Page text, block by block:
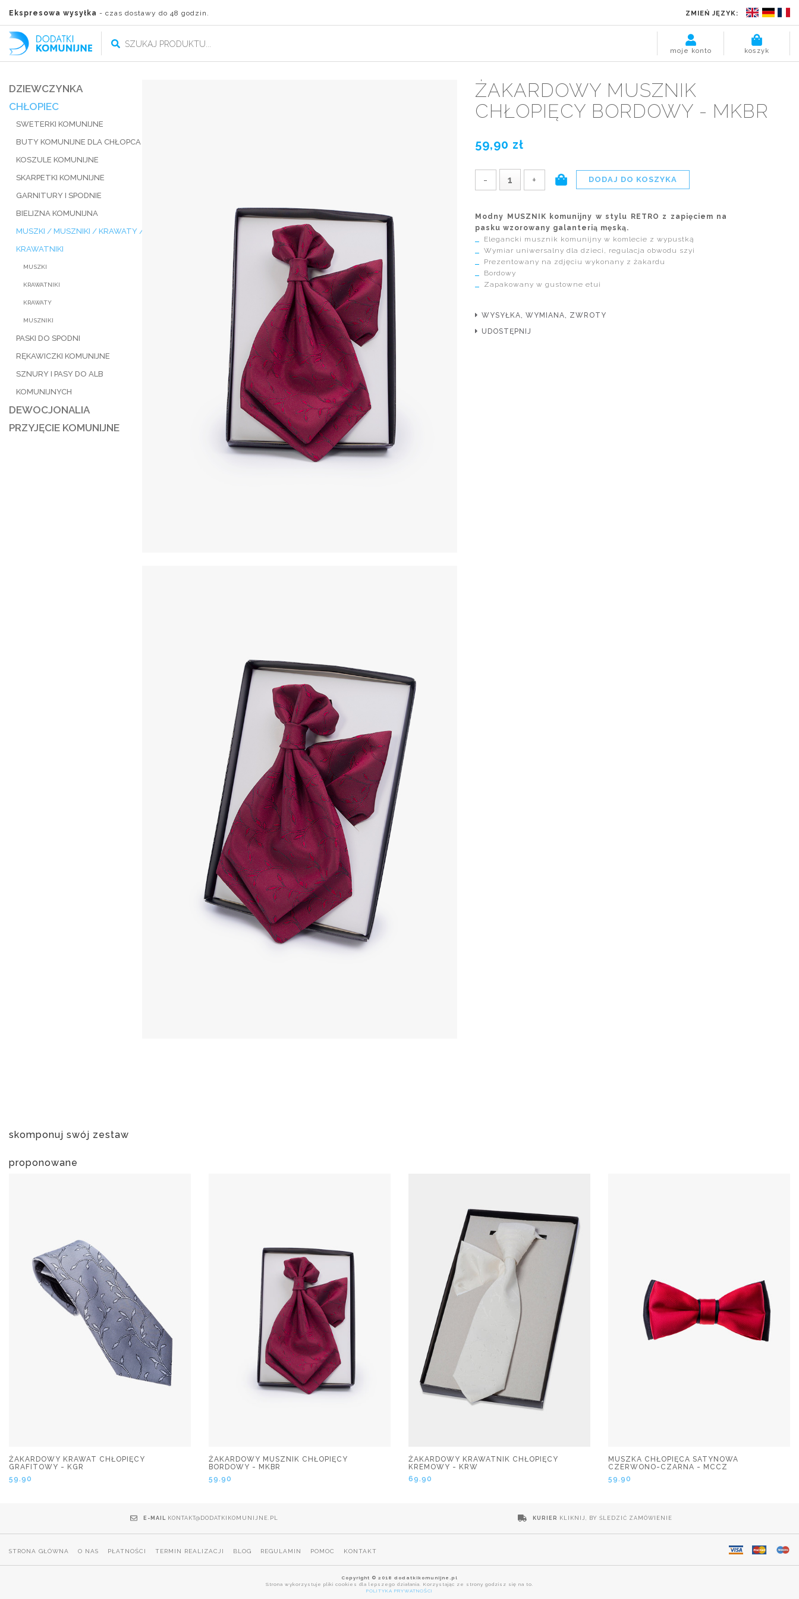
Ekspresowa wysyłka - czas dostawy do 48 godzin. ZMIEŃ JĘZYK:
koszyk
moje konto
DZIEWCZYNKA
CHŁOPIEC
SWETERKI KOMUNIJNE
BUTY KOMUNIJNE DLA CHŁOPCA
KOSZULE KOMUNIJNE
SKARPETKI KOMUNIJNE
GARNITURY I SPODNIE
BIELIZNA KOMUNIJNA
MUSZKI / MUSZNIKI / KRAWATY /
KRAWATNIKI
MUSZKI
KRAWATNIKI
KRAWATY
MUSZNIKI
PASKI DO SPODNI
RĘKAWICZKI KOMUNIJNE
SZNURY I PASY DO ALB
KOMUNIJNYCH
DEWOCJONALIA
PRZYJĘCIE KOMUNIJNE
ŻAKARDOWY MUSZNIK
CHŁOPIĘCY BORDOWY - MKBR
59,90 zł
- +
Modny MUSZNIK komunijny w stylu RETRO z zapięciem na
pasku wzorowany galanterią męską.
Elegancki musznik komunijny w komlecie z wypustką
Wymiar uniwersalny dla dzieci, regulacja obwodu szyi
Prezentowany na zdjęciu wykonany z żakardu
Bordowy
Zapakowany w gustowne etui
WYSYŁKA, WYMIANA, ZWROTY
UDOSTĘPNIJ
skomponuj swój zestaw
proponowane
ŻAKARDOWY KRAWAT CHŁOPIĘCY
GRAFITOWY - KGR
59.90
ŻAKARDOWY MUSZNIK CHŁOPIĘCY
BORDOWY - MKBR
59.90
ŻAKARDOWY KRAWATNIK CHŁOPIĘCY
KREMOWY - KRW
69.90
MUSZKA CHŁOPIĘCA SATYNOWA
CZERWONO-CZARNA - MCCZ
59.90
E-MAIL KONTAKT@DODATKIKOMUNIJNE.PL KURIER KLIKNIJ, BY ŚLEDZIĆ ZAMÓWIENIE
STRONA GŁÓWNA O NAS PŁATNOŚCI TERMIN REALIZACJI BLOG REGULAMIN POMOC KONTAKT
Copyright © 2018 dodatkikomunijne.pl
Strona wykorzystuje pliki cookies dla lepszego działania. Korzystając ze strony godzisz się na to.
POLITYKA PRYWATNOŚCI